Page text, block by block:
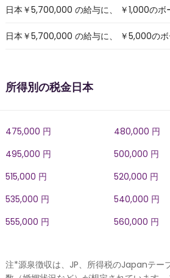
日本￥5,700,000 の給与に、 ￥1,000の
日本￥5,700,000 の給与に、 ￥5,000の
所得別の税金日本
475,000 円 480,000 円
495,000 円
500,000 円
515,000 円
520,000 円
535,000 円
540,000 円
555,000 円
560,000 円
注*源泉徴収は、JP、所得税のJapanテー